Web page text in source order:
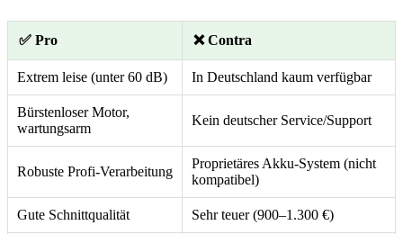
✅ Pro ❌ Contra
Extrem leise (unter 60 dB) In Deutschland kaum verfügbar
Bürstenloser Motor,
wartungsarm
Kein deutscher Service/Support
Robuste Profi-Verarbeitung
Proprietäres Akku-System (nicht
kompatibel)
Gute Schnittqualität Sehr teuer (900–1.300 €)